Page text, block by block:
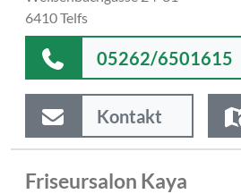
6410 Telfs
05262/6501615
Kontakt
Friseursalon Kaya